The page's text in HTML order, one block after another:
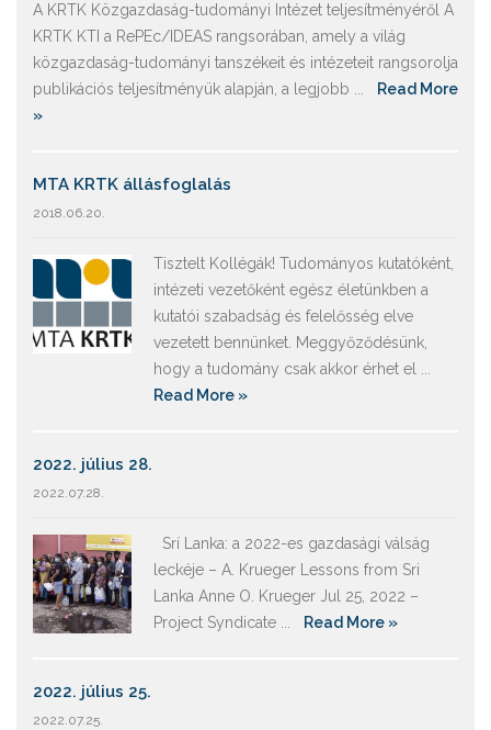
A KRTK Közgazdaság-tudományi Intézet teljesítményéről A
KRTK KTI a RePEc/IDEAS rangsorában, amely a világ
közgazdaság-tudományi tanszékeit és intézeteit rangsorolja
publikációs teljesítményük alapján, a legjobb ...
Read More
»
MTA KRTK állásfoglalás
2018.06.20.
Tisztelt Kollégák! Tudományos kutatóként,
intézeti vezetőként egész életünkben a
kutatói szabadság és felelősség elve
vezetett bennünket. Meggyőződésünk,
hogy a tudomány csak akkor érhet el ...
Read More »
2022. július 28.
2022.07.28.
Srí Lanka: a 2022-es gazdasági válság
leckéje – A. Krueger Lessons from Sri
Lanka Anne O. Krueger Jul 25, 2022 –
Project Syndicate ...
Read More »
2022. július 25.
2022.07.25.